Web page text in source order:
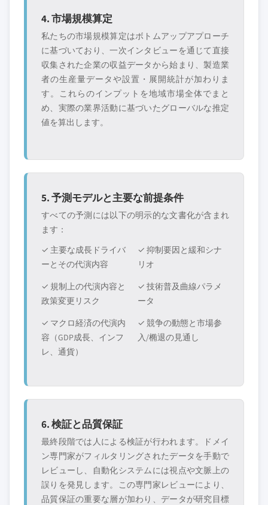
4. 市場規模算定
私たちの市場規模算定はボトムアップアプローチ
に基づいており、一次インタビューを通じて直接
収集された企業の収益データから始まり、製造業
者の生産量データや設置・展開統計が加わりま
す。これらのインプットを地域市場全体でまと
め、実際の業界活動に基づいたグローバルな推定
値を算出します。
5. 予測モデルと主要な前提条件
すべての予測には以下の明示的な文書化が含まれ
ます：
✓ 主要な成長ドライバ
ーとその代演内容
✓ 抑制要因と緩和シナ
リオ
✓ 規制上の代演内容と
政策変更リスク
✓ 技術普及曲線パラメ
ータ
✓ マクロ経済の代演内
容（GDP成長、インフ
レ、通貨）
✓ 競争の動態と市場参
入/椭退の見通し
6. 検証と品質保証
最終段階では人による検証が行われます。ドメイ
ン専門家がフィルタリングされたデータを手動で
レビューし、自動化システムには視点や文脈上の
誤りを発見します。この専門家レビューにより、
品質保証の重要な層が加わり、データが研究目標